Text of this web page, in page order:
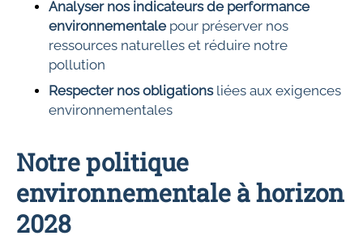
Analyser nos indicateurs de performance
environnementalepour préserver nos
ressources naturelles et réduire notre
pollution
Respecter nos obligationsliées aux exigences
environnementales
Notre politique
environnementale à horizon
2028